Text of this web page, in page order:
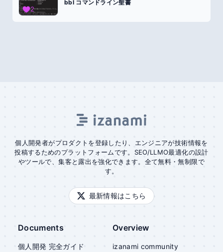
bbl コマンドライン聖書
2
個人開発者がプロダクトを登録したり、エンジニアが技術情報を
投稿するためのプラットフォームです。SEO/LLMO最適化の設計
やツールで、集客と露出を強化できます。全て無料・無制限で
す。
最新情報はこちら
Documents
個人開発 完全ガイド
Overview
izanami community